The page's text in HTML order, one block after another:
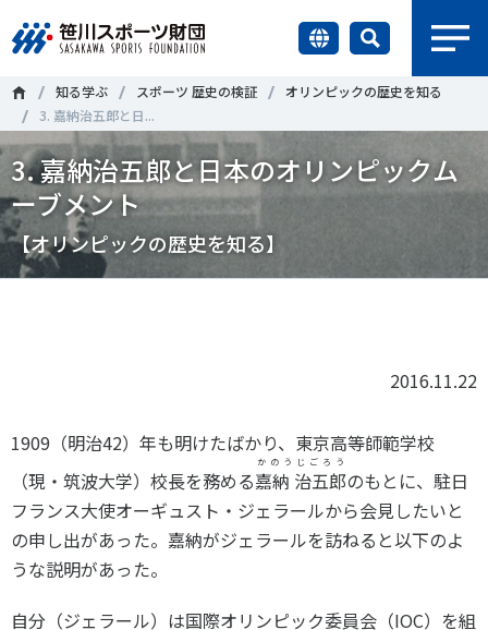
財団情報
研究員紹介
調査・研究
ニュース
お問い合わせ・お申し込み
＃誰が子どものスポーツをささえるのか ＃部活動
＃アクティブなまちづくり ＃日本人の身体活動と健康寿命
調査・研究
スポーツライフ・データ
スポーツ白書
政策提言
知る学ぶ スポーツ 歴史の検証
オリンピックの歴史を知る
3. 嘉納治五郎と日...
3. 嘉納治五郎と日本のオリンピックム
ーブメント
【オリンピックの歴史を知る】
2016.11.22
1909（明治42）年も明けたばかり、東京高等師範学校
（現・筑波大学）校長を務める嘉納 治五郎
かのうじごろう
のもとに、駐日
フランス大使オーギュスト・ジェラールから会見したいと
の申し出があった。嘉納がジェラールを訪ねると以下のよ
うな説明があった。
自分（ジェラール）は国際オリンピック委員会（IOC）を組